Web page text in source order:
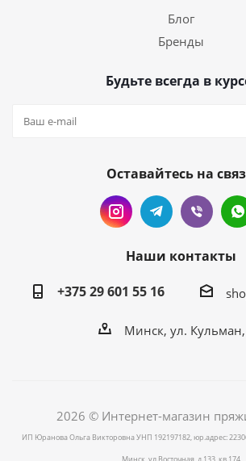
Блог
Бренды
Будьте всегда в
Оставайтесь на
Наши контакты
+375 29 601 55 16
Минск, ул.
2026 © Интернет-магазин
ИП Юранова Ольга Викторовна УНП 192197182, юр.адрес: